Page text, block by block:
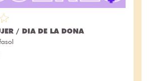
/ DIA DE LA DONA